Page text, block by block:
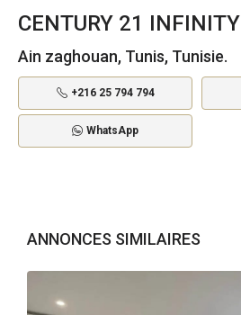
CENTURY 21 INFINITY
Ain zaghouan, Tunis, Tunisie.
+216 25 794 794
WhatsApp
ANNONCES SIMILAIRES